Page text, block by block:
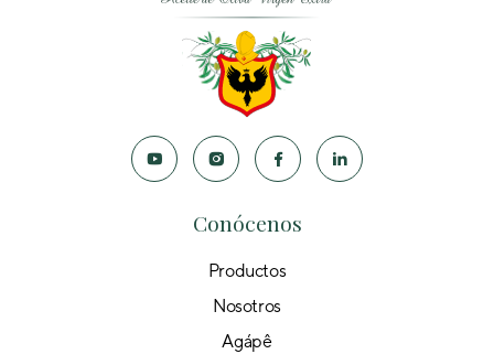
Conócenos
Productos
Nosotros
Agápê